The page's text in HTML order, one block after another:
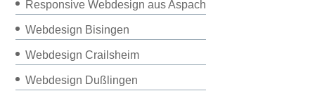
Responsive Webdesign aus Aspach
Webdesign Bisingen
Webdesign Crailsheim
Webdesign Dußlingen